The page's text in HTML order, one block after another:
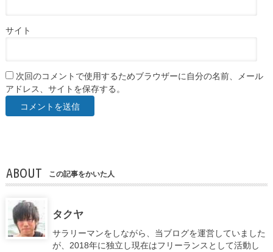
サイト
次回のコメントで使用するためブラウザーに自分の名前、メール
アドレス、サイトを保存する。
ABOUT この記事をかいた人
タクヤ
サラリーマンをしながら、当ブログを運営していました
が、2018年に独立し現在はフリーランスとして活動し